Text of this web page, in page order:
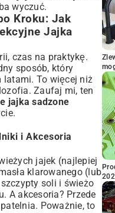
wyczuć.
Kroku: Jak
Jajka
czas na praktykę.
sposób, który
latami. To więcej niż
Zaufaj mi, ten
jajka sadzone
i Akcesoria
jajek (najlepiej
klarowanego (lub
soli i świeżo
A akcesoria? Przede
Poważnie, to